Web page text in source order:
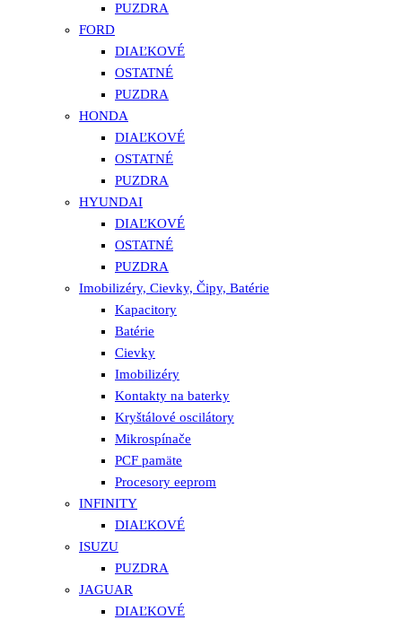
PUZDRA
FORD
DIAĽKOVÉ
OSTATNÉ
PUZDRA
HONDA
DIAĽKOVÉ
OSTATNÉ
PUZDRA
HYUNDAI
DIAĽKOVÉ
OSTATNÉ
PUZDRA
Imobilizéry, Cievky, Čipy, Batérie
Kapacitory
Batérie
Cievky
Imobilizéry
Kontakty na baterky
Kryštálové oscilátory
Mikrospínače
PCF pamäte
Procesory eeprom
INFINITY
DIAĽKOVÉ
ISUZU
PUZDRA
JAGUAR
DIAĽKOVÉ